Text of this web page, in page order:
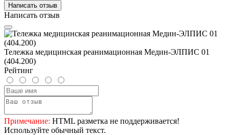
Написать отзыв
Написать отзыв
Тележка медицинская реанимационная Медин-ЭЛПИС 01
(404.200)
Рейтинг
Примечание: HTML разметка не поддерживается!
Используйте обычный текст.